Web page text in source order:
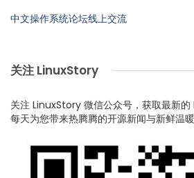
中文操作系统论坛线上交流
关注 LinuxStory
关注 LinuxStory 微信公众号，获取最新的
每天为您带来热腾腾的开源新闻与新鲜温暖